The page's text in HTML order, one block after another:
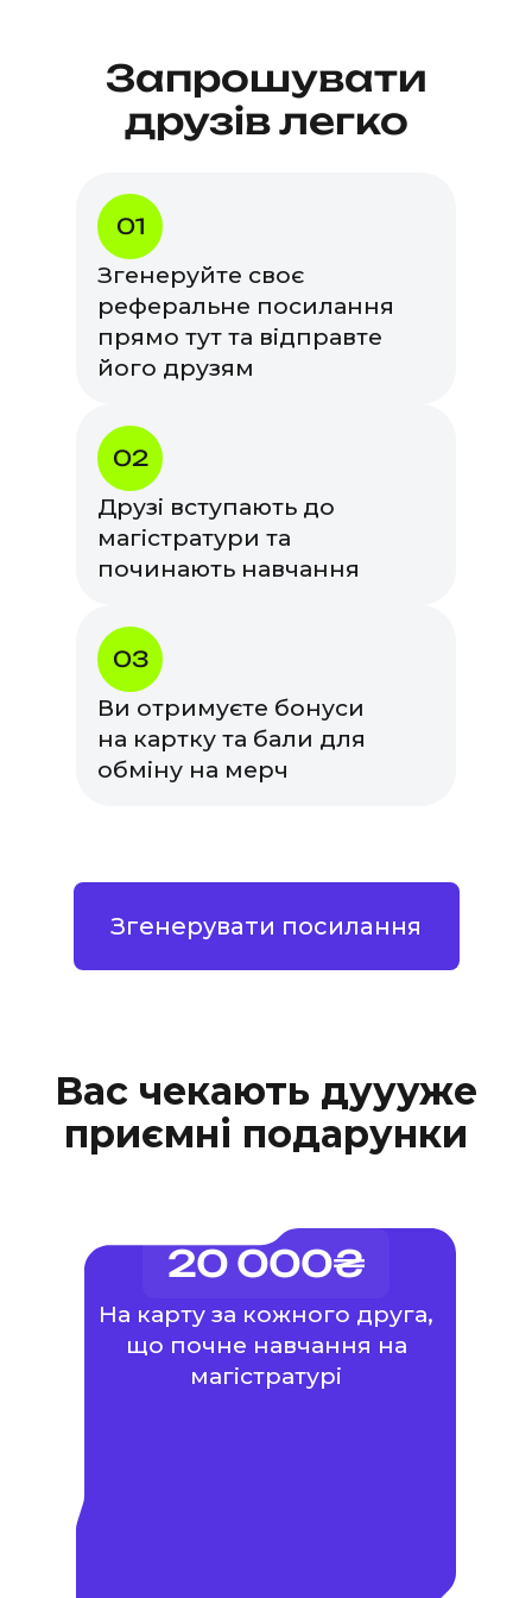
Запрошувати
друзів легко
01
Згенеруйте своє
реферальне посилання
прямо тут та відправте
його друзям
02
Друзі вступають до
магістратури та
починають навчання
03
Ви отримуєте бонуси
на картку та бали для
обміну на мерч
Згенерувати посилання
Вас чекають дуууже
приємні подарунки
20 000₴
На карту за кожного друга,
що почне навчання на
магістратурі